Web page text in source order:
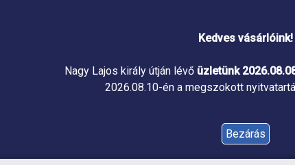
Kedves vásárlóink!
Nagy Lajos király útján lévő üzletünk
2026.08.10-én a megszokott
Bezárás